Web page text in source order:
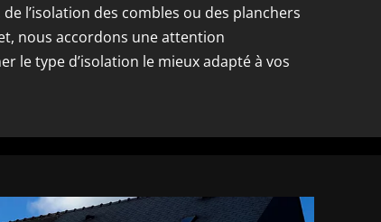
l’isolation des combles ou des planchers
nous accordons une attention
le type d’isolation le mieux adapté à vos